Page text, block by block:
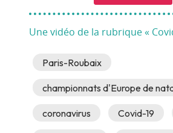
Une vidéo de la rubrique «
Paris-Roubaix
championnats d'Europe de
coronavirus Covid-19